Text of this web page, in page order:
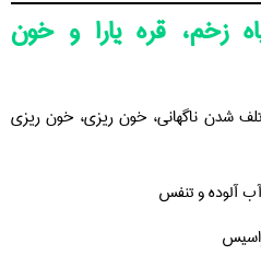
زخم، قره یارا و خون
شدن ناگهانی، خون ریزی، خون ریزی
آلوده و تنفس